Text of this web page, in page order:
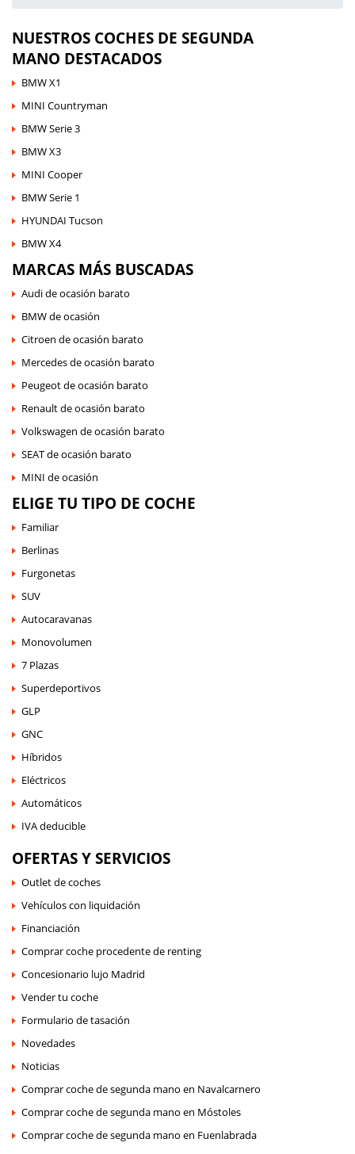
NUESTROS COCHES DE SEGUNDA
MANO DESTACADOS
BMW X1
MINI Countryman
BMW Serie 3
BMW X3
MINI Cooper
BMW Serie 1
HYUNDAI Tucson
BMW X4
MARCAS MÁS BUSCADAS
Audi de ocasión barato
BMW de ocasión
Citroen de ocasión barato
Mercedes de ocasión barato
Peugeot de ocasión barato
Renault de ocasión barato
Volkswagen de ocasión barato
SEAT de ocasión barato
MINI de ocasión
ELIGE TU TIPO DE COCHE
Familiar
Berlinas
Furgonetas
SUV
Autocaravanas
Monovolumen
7 Plazas
Superdeportivos
GLP
GNC
Híbridos
Eléctricos
Automáticos
IVA deducible
OFERTAS Y SERVICIOS
Outlet de coches
Vehículos con liquidación
Financiación
Comprar coche procedente de renting
Concesionario lujo Madrid
Vender tu coche
Formulario de tasación
Novedades
Noticias
Comprar coche de segunda mano en Navalcarnero
Comprar coche de segunda mano en Móstoles
Comprar coche de segunda mano en Fuenlabrada